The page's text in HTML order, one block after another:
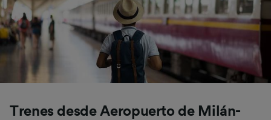
Trenes desde Aeropuerto de Milán-